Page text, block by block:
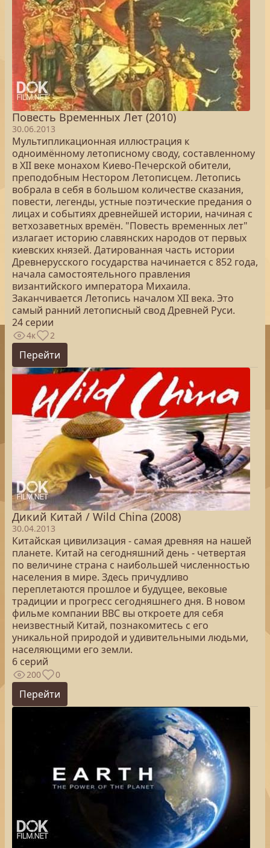
Повесть Временных Лет (2010)
30.06.2013
Мультипликационная иллюстрация к
одноимённому летописному своду, составленному
в XII веке монахом Киево-Печерской обители,
преподобным Нестором Летописцем. Летопись
вобрала в себя в большом количестве сказания,
повести, легенды, устные поэтические предания о
лицах и событиях древнейшей истории, начиная с
ветхозаветных времён. "Повесть временных лет"
излагает историю славянских народов от первых
киевских князей. Датированная часть истории
Древнерусского государства начинается с 852 года,
начала самостоятельного правления
византийского императора Михаила.
Заканчивается Летопись началом XII века. Это
самый ранний летописный свод Древней Руси.
24 серии
4к 2
Перейти
Дикий Китай / Wild China (2008)
30.04.2013
Китайская цивилизация - самая древняя на нашей
планете. Китай на сегодняшний день - четвертая
по величине страна с наибольшей численностью
населения в мире. Здесь причудливо
переплетаются прошлое и будущее, вековые
традиции и прогресс сегодняшнего дня. В новом
фильме компании ВВС вы откроете для себя
неизвестный Китай, познакомитесь с его
уникальной природой и удивительными людьми,
населяющими его земли.
6 серий
200 0
Перейти